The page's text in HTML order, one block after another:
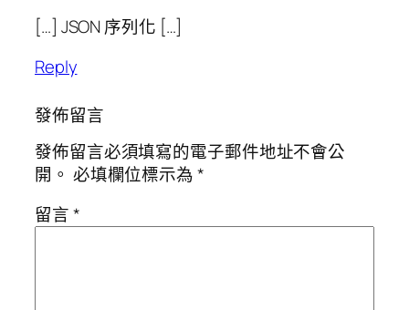
[…] JSON 序列化 […]
Reply
發佈留言
發佈留言必須填寫的電子郵件地址不會公
開。 必填欄位標示為*
留言*